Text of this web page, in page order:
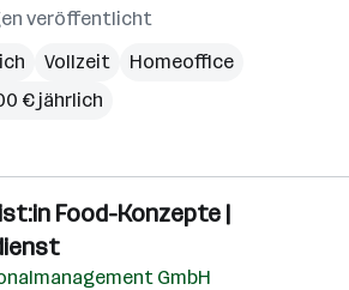
veröffentlicht
Vollzeit
Homeoffice
€ jährlich
Food-Konzepte |
GmbH